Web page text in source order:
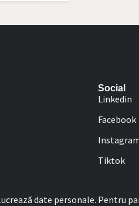
Social
Linkedin
Facebook
Tiktok
date personale. Pentru